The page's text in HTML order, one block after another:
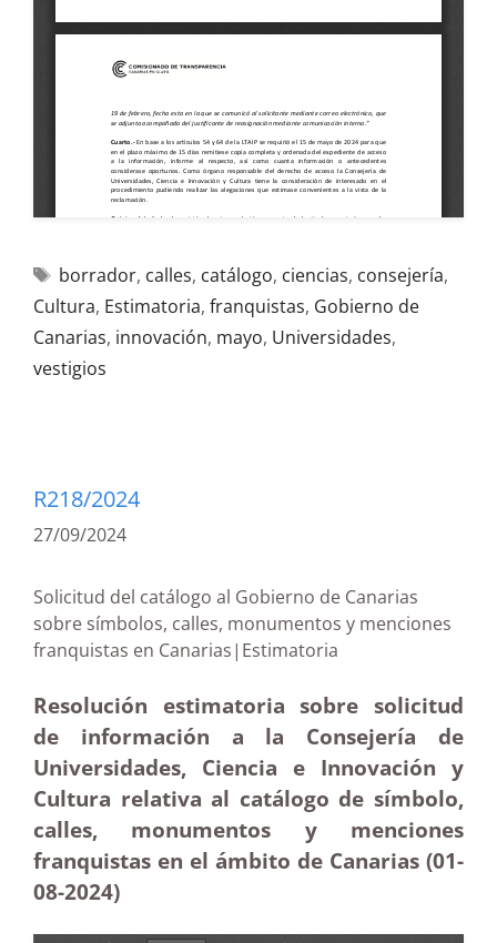
borrador, calles, catálogo, ciencias, consejería,
Cultura, Estimatoria, franquistas, Gobierno de
Canarias, innovación, mayo, Universidades,
vestigios
R218/2024
27/09/2024
Solicitud del catálogo al Gobierno de Canarias
sobre símbolos, calles, monumentos y menciones
franquistas en Canarias|Estimatoria
Resolución estimatoria sobre solicitud
de información a la Consejería de
Universidades, Ciencia e Innovación y
Cultura relativa al catálogo de símbolo,
calles, monumentos y menciones
franquistas en el ámbito de Canarias (01-
08-2024)